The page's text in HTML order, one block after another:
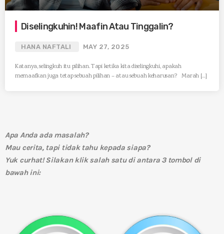
Diselingkuhin! Maafin Atau Tinggalin?
HANA NAFTALI MAY 27, 2025
Katanya, selingkuh itu pilihan. Tapi ketika kita diselingkuhi, apakah
memaafkan juga tetap sebuah pilihan – atau sebuah keharusan? Marah […]
Apa Anda ada masalah?
Mau cerita, tapi tidak tahu kepada siapa?
Yuk curhat! Silakan klik salah satu di antara 3 tombol di
bawah ini: